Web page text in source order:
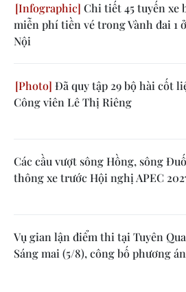
Chi tiết 45 tuyến xe
miễn phí tiền vé trong Vành đai 1
Nội
Đã quy tập 29 bộ hài cốt
Công viên Lê Thị Riêng
Các cầu vượt sông Hồng, sông
thông xe trước Hội nghị APEC
Vụ gian lận điểm thi tại Tuyên
Sáng mai (5/8), công bố phương